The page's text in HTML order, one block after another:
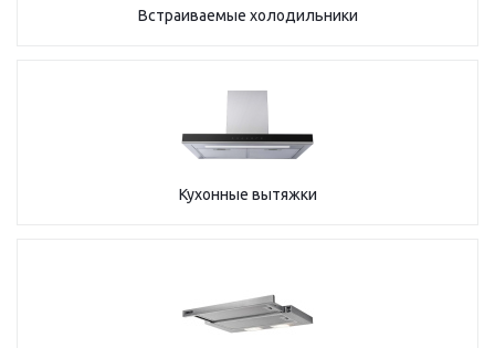
Встраиваемые холодильники
Кухонные вытяжки